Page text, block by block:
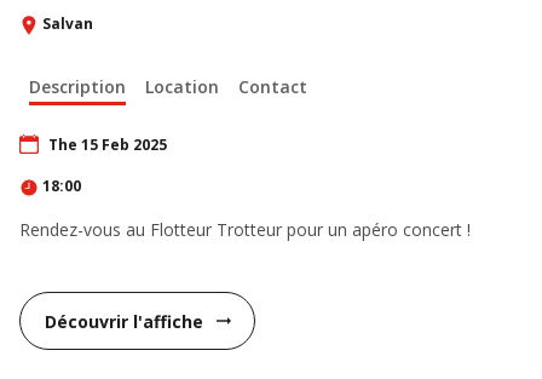
Salvan
Description Location Contact
The 15 Feb 2025
18:00
Rendez-vous au Flotteur Trotteur pour un apéro concert !
Découvrir l'affiche arrow_right_alt